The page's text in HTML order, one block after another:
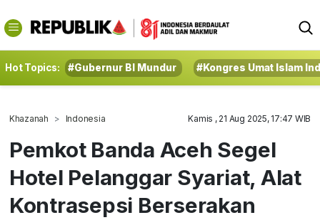
Hot Topics: #Gubernur BI Mundur #Kongres Umat Islam
Khazanah Indonesia Kamis , 21 Aug 2025, 17:47 WIB
Pemkot Banda Aceh Segel
Hotel Pelanggar Syariat, Alat
Kontrasepsi Berserakan